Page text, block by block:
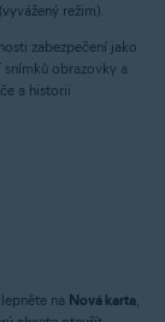
režim).
zabezpečení jako
obrazovky a
a historii
na Nová karta